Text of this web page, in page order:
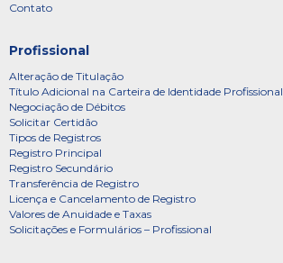
Contato
Profissional
Alteração de Titulação
Título Adicional na Carteira de Identidade Profissional
Negociação de Débitos
Solicitar Certidão
Tipos de Registros
Registro Principal
Registro Secundário
Transferência de Registro
Licença e Cancelamento de Registro
Valores de Anuidade e Taxas
Solicitações e Formulários – Profissional